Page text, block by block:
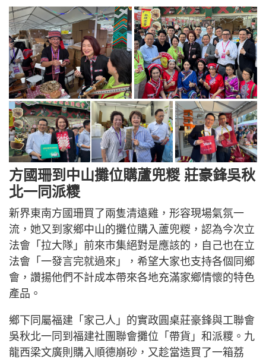
方國珊到中山攤位購蘆兜糉 莊豪鋒吳秋
北一同派糭
新界東南方國珊買了兩隻清遠雞，形容現場氣氛一
流，她又到家鄉中山的攤位購入蘆兜糉，認為今次立
法會「拉大隊」前來市集絕對是應該的，自己也在立
法會「一發言完就過來」，希望大家也支持各個同鄉
會，讚揚他們不計成本帶來各地充滿家鄉情懷的特色
產品。
鄉下同屬福建「家己人」的實政圓桌莊豪鋒與工聯會
吳秋北一同到福建社團聯會攤位「帶貨」和派糭。九
龍西梁文廣則購入順德崩砂，又趁當造買了一箱荔